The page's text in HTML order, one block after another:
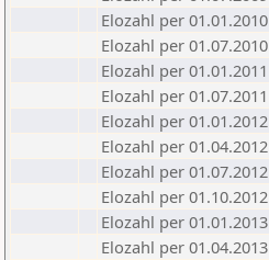
Elozahl per 01.01.2010
Elozahl per 01.07.2010
Elozahl per 01.01.2011
Elozahl per 01.07.2011
Elozahl per 01.01.2012
Elozahl per 01.04.2012
Elozahl per 01.07.2012
Elozahl per 01.10.2012
Elozahl per 01.01.2013
Elozahl per 01.04.2013